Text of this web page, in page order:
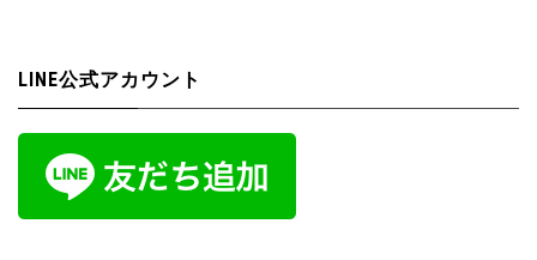
LINE公式アカウント